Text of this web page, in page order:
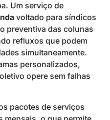
Um serviço de
voltado para síndicos
preventiva das colunas
refluxos que podem
simultaneamente.
personalizados,
opere sem falhas
pacotes de serviços